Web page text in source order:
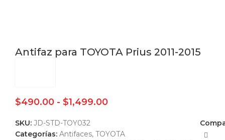
Antifaz para TOYOTA Prius 2011-2015
$490.00 - $1,499.00
SKU: JD-STD-TOY032
Categorías: Antifaces, TOYOTA